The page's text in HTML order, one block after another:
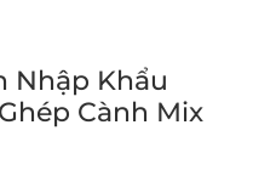
Nhập Khẩu
Cành Mix